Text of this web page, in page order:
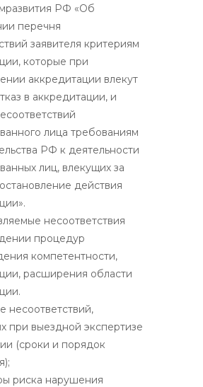
РФ «Об
перечня
заявителя критериям
которые при
аккредитации влекут
в аккредитации, и
лица требованиям
РФ к деятельности
лиц, влекущих за
действия
несоответствия
процедур
компетентности,
расширения области
несоответствий,
при выездной экспертизе
(сроки и порядок
риска нарушения